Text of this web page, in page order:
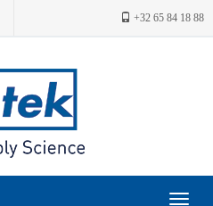
+32 65 84 18 88
Toggle